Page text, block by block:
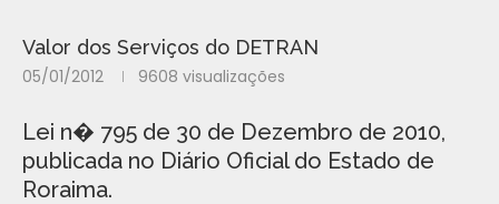
Valor dos Serviços do DETRAN
05/01/2012 9608 visualizações
Lei n� 795 de 30 de Dezembro de 2010,
publicada no Diário Oficial do Estado de
Roraima.